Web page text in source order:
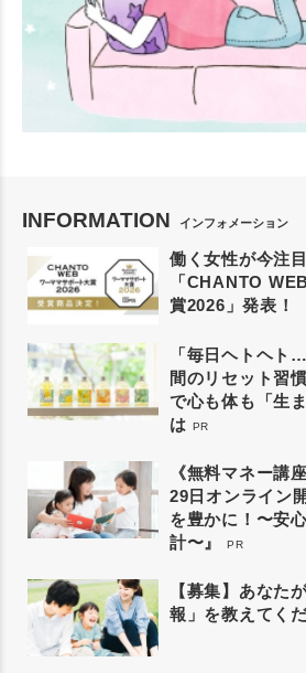
INFORMATION インフォメーション
働く女性が今注
「CHANTO
賞2026」発表！
「毎日ヘトヘト
間のリセット習
で心も体も「生
は PR
《無料マネー講
29日オンライン
を豊かに！〜安
計〜』
PR
【募集】あなた
報」を教えてく